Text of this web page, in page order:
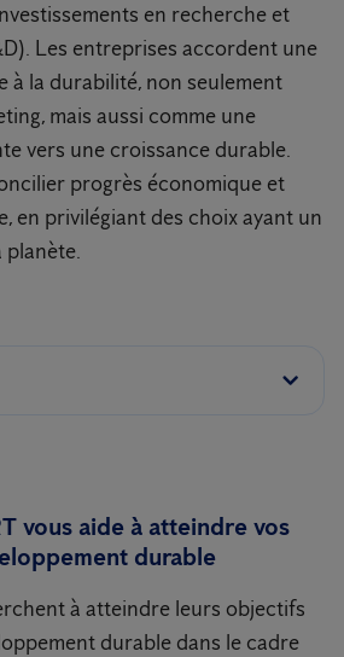
en recherche et
Les entreprises accordent une
à la durabilité, non seulement
mais aussi comme une
vers une croissance durable.
progrès économique et
en privilégiant des choix ayant un
planète.
vous aide à atteindre vos
durable
à atteindre leurs objectifs
durable dans le cadre